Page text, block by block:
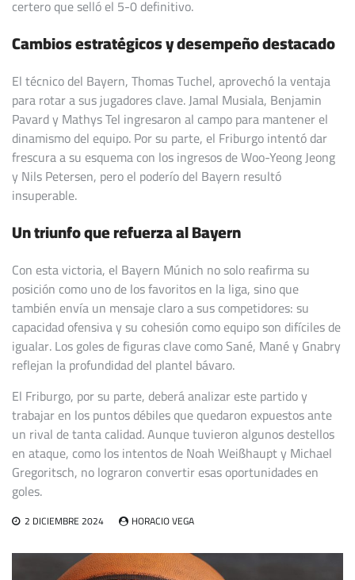
certero que selló el 5-0 definitivo.
Cambios estratégicos y desempeño destacado
El técnico del Bayern, Thomas Tuchel, aprovechó la ventaja
para rotar a sus jugadores clave. Jamal Musiala, Benjamin
Pavard y Mathys Tel ingresaron al campo para mantener el
dinamismo del equipo. Por su parte, el Friburgo intentó dar
frescura a su esquema con los ingresos de Woo-Yeong Jeong
y Nils Petersen, pero el poderío del Bayern resultó
insuperable.
Un triunfo que refuerza al Bayern
Con esta victoria, el Bayern Múnich no solo reafirma su
posición como uno de los favoritos en la liga, sino que
también envía un mensaje claro a sus competidores: su
capacidad ofensiva y su cohesión como equipo son difíciles de
igualar. Los goles de figuras clave como Sané, Mané y Gnabry
reflejan la profundidad del plantel bávaro.
El Friburgo, por su parte, deberá analizar este partido y
trabajar en los puntos débiles que quedaron expuestos ante
un rival de tanta calidad. Aunque tuvieron algunos destellos
en ataque, como los intentos de Noah Weißhaupt y Michael
Gregoritsch, no lograron convertir esas oportunidades en
goles.
2 DICIEMBRE 2024 HORACIO VEGA